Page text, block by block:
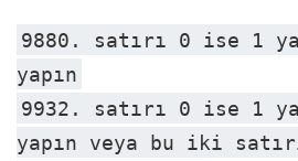
9880. satırı 0 ise 1
yapın
9932. satırı 0 ise 1
yapın veya bu iki